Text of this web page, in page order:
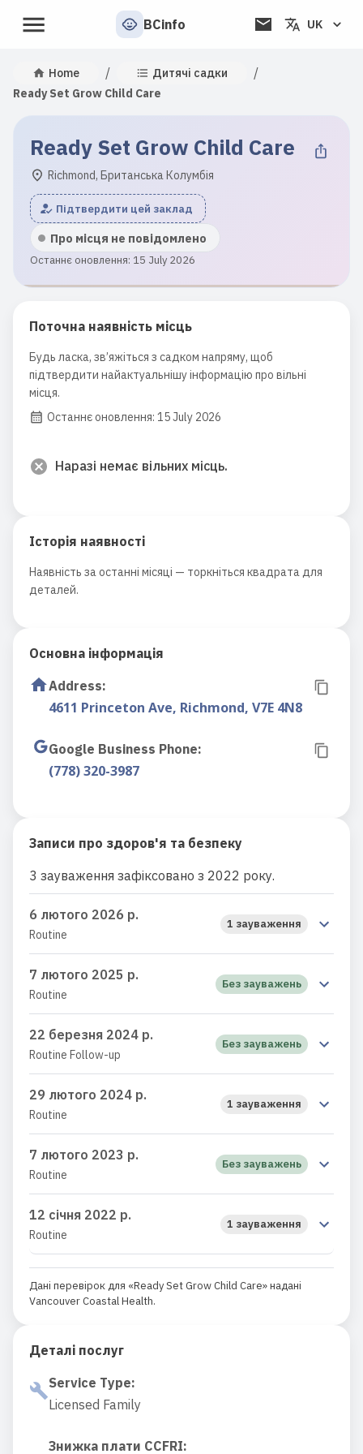
BCinfo UK
Home / Дитячі садки /
Ready Set Grow Child Care
Ready Set Grow Child Care
Richmond, Британська Колумбія
Підтвердити цей заклад
Про місця не повідомлено
Останнє оновлення: 15 July 2026
Поточна наявність місць
Будь ласка, зв’яжіться з садком напряму, щоб
підтвердити найактуальнішу інформацію про вільні
місця.
Останнє оновлення: 15 July 2026
Наразі немає вільних місць.
Історія наявності
Наявність за останні місяці — торкніться квадрата для
деталей.
Основна інформація
Address:
4611 Princeton Ave, Richmond, V7E 4N8
Google Business Phone:
(778) 320-3987
Записи про здоров'я та безпеку
3 зауваження зафіксовано з 2022 року.
6 лютого 2026 р.
Routine
1 зауваження
7 лютого 2025 р.
Routine
Без зауважень
22 березня 2024 р.
Routine Follow-up
Без зауважень
29 лютого 2024 р.
Routine
1 зауваження
7 лютого 2023 р.
Routine
Без зауважень
12 січня 2022 р.
Routine
1 зауваження
Дані перевірок для «Ready Set Grow Child Care» надані
Vancouver Coastal Health.
Деталі послуг
Service Type:
Licensed Family
Знижка плати CCFRI: